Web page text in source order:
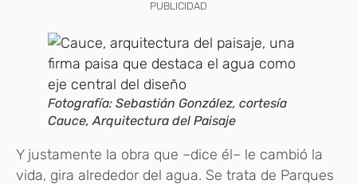
PUBLICIDAD
Fotografía: Sebastián González, cortesía
Cauce, Arquitectura del Paisaje
Y justamente la obra que –dice él– le cambió la
vida, gira alrededor del agua. Se trata de Parques